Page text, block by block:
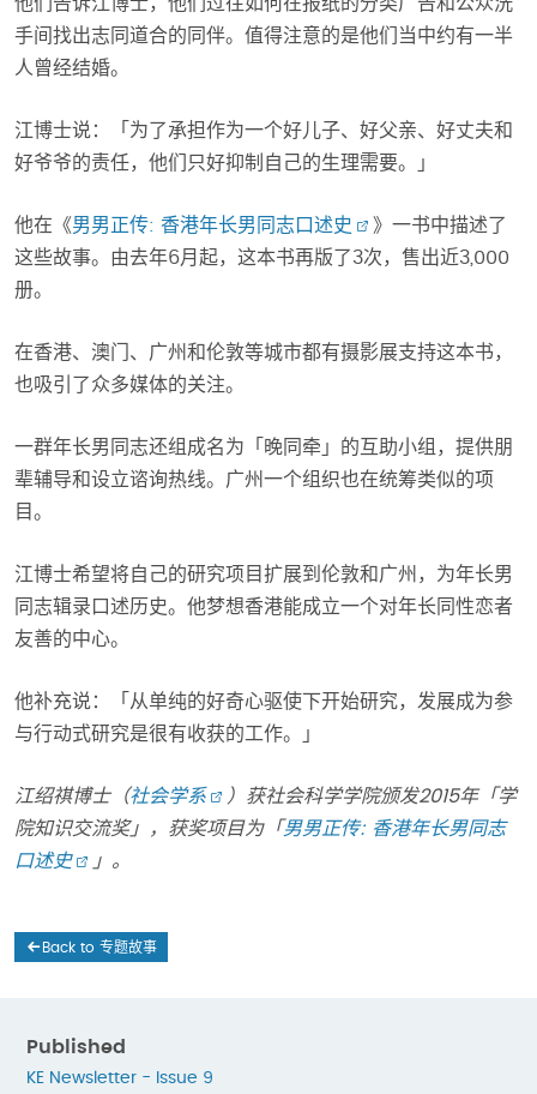
手间找出志同道合的同伴。值得注意的是他们当中约有一半
人曾经结婚。
江博士说：「为了承担作为一个好儿子、好父亲、好丈夫和
好爷爷的责任，他们只好抑制自己的生理需要。」
他在《男男正传: 香港年长男同志口述史
》一书中描述了
这些故事。由去年6月起，这本书再版了3次，售出近3,000
册。
在香港、澳门、广州和伦敦等城市都有摄影展支持这本书，
也吸引了众多媒体的关注。
一群年长男同志还组成名为「晚同牵」的互助小组，提供朋
辈辅导和设立谘询热线。广州一个组织也在统筹类似的项
目。
江博士希望将自己的研究项目扩展到伦敦和广州，为年长男
同志辑录口述历史。他梦想香港能成立一个对年长同性恋者
友善的中心。
他补充说：「从单纯的好奇心驱使下开始研究，发展成为参
与行动式研究是很有收获的工作。」
江绍祺博士（社会学系
）获社会科学学院颁发2015年「学
院知识交流奖」，获奖项目为「男男正传: 香港年长男同志
口述史
」。
Back to 专题故事
Published
KE Newsletter - Issue 9